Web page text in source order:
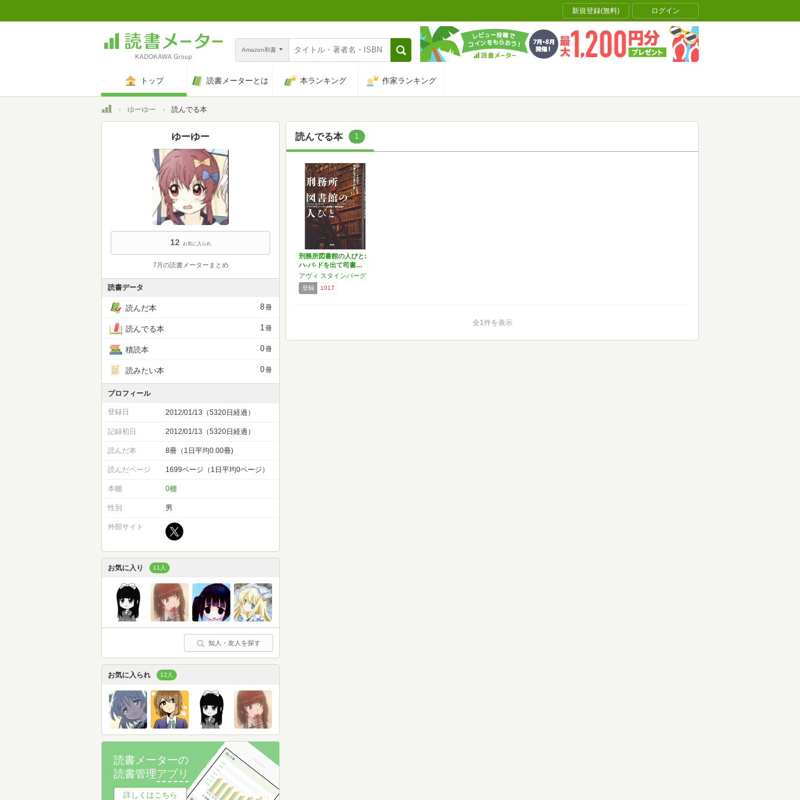
新規登録(無料) ログイン
Amazon和書
トップ 読書メーターとは 本ランキング 作家ランキング
トップゆーゆー 読んでる本
読んでる本 1
刑務所図書館の人びと:
ハ-バ-ドを出て司書…
アヴィ スタインバーグ
登録 1017
全1件を表示
ゆーゆー
12 お気に入られ
7月の読書メーターまとめ
読書データ
読んだ本 8冊
読んでる本 1冊
積読本 0冊
読みたい本 0冊
プロフィール
登録日 2012/01/13（5320日経過）
記録初日 2012/01/13（5320日経過）
読んだ本 8冊（1日平均0.00冊)
読んだページ 1699ページ（1日平均0ページ）
本棚 0棚
性別 男
外部サイト
お気に入り 11人
知人・友人を探す
お気に入られ 12人
読書メーターの
読書管理アプリ
詳しくはこちら